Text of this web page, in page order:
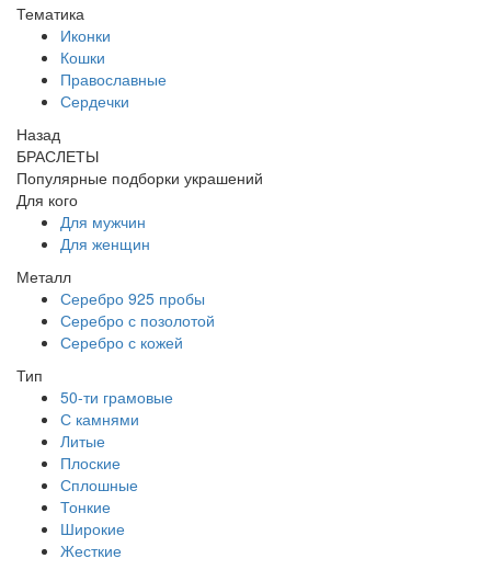
Тематика
Иконки
Кошки
Православные
Сердечки
Назад
БРАСЛЕТЫ
Популярные подборки украшений
Для кого
Для мужчин
Для женщин
Металл
Серебро 925 пробы
Серебро с позолотой
Серебро с кожей
Тип
50-ти грамовые
С камнями
Литые
Плоские
Сплошные
Тонкие
Широкие
Жесткие